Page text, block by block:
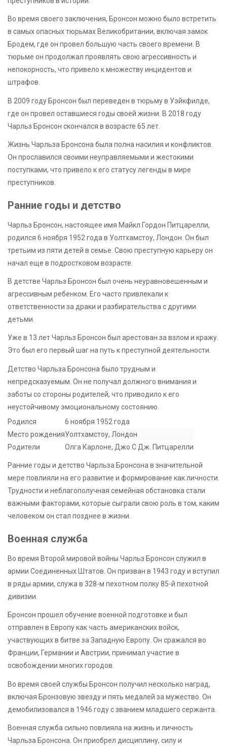
Во время своего заключения, Бронсон можно было встретить
в самых опасных тюрьмах Великобритании, включая замок
Бродем, где он провел большую часть своего времени. В
тюрьме он продолжал проявлять свою агрессивность и
непокорность, что привело к множеству инцидентов и
штрафов.
В 2009 году Бронсон был переведен в тюрьму в Уэйкфилде,
где он провел оставшиеся годы своей жизни. В 2018 году
Чарльз Бронсон скончался в возрасте 65 лет.
Жизнь Чарльза Бронсона была полна насилия и конфликтов.
Он прославился своими неуправляемыми и жестокими
поступками, что привело к его статусу легенды в мире
преступников.
Ранние годы и детство
Чарльз Бронсон, настоящее имя Майкл Гордон Питцарелли,
родился 6 ноября 1952 года в Уолтхамстоу, Лондон. Он был
третьим из пяти детей в семье. Свою преступную карьеру он
начал еще в подростковом возрасте.
В детстве Чарльз Бронсон был очень неуравновешенным и
агрессивным ребенком. Его часто привлекали к
ответственности за драки и разбирательства с другими
детьми.
Уже в 13 лет Чарльз Бронсон был арестован за взлом и кражу.
Это был его первый шаг на путь к преступной деятельности.
Детство Чарльза Бронсона было трудным и
непредсказуемым. Он не получал должного внимания и
заботы со стороны родителей, что приводило к его
неустойчивому эмоциональному состоянию.
Родился
6 ноября 1952 года
Место рожденияУолтхамстоу, Лондон
Родители
Олга Карлоне, Джо С Дж. Питцарелли
Ранние годы и детство Чарльза Бронсона в значительной
мере повлияли на его развитие и формирование как личности.
Трудности и неблагополучная семейная обстановка стали
важными факторами, которые сыграли свою роль в том, каким
человеком он стал позднее в жизни.
Военная служба
Во время Второй мировой войны Чарльз Бронсон служил в
армии Соединенных Штатов. Он призван в 1943 году и вступил
в ряды армии, служа в 328-м пехотном полку 85-й пехотной
дивизии.
Бронсон прошел обучение военной подготовке и был
отправлен в Европу как часть американских войск,
участвующих в битве за Западную Европу. Он сражался во
Франции, Германии и Австрии, принимал участие в
освобождении многих городов.
Во время своей службы Бронсон получил несколько наград,
включая Бронзовую звезду и пять медалей за мужество. Он
демобилизовался в 1946 году с званием младшего сержанта.
Военная служба сильно повлияла на жизнь и личность
Чарльза Бронсона. Он приобрел дисциплину, силу и